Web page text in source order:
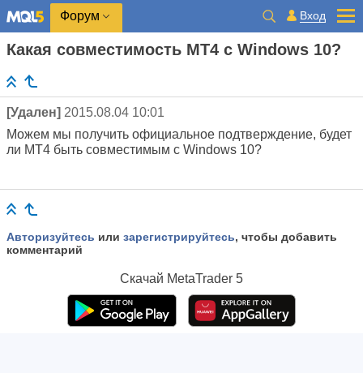
Форум Вход
Какая совместимость МТ4 с Windows 10?
[Удален] 2015.08.04 10:01
Можем мы получить официальное подтверждение, будет
ли МТ4 быть совместимым с Windows 10?
Авторизуйтесь или зарегистрируйтесь, чтобы добавить
комментарий
Скачай MetaTrader 5